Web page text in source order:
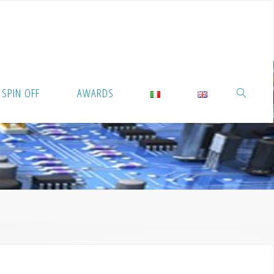
SPIN OFF AWARDS
RICERCA